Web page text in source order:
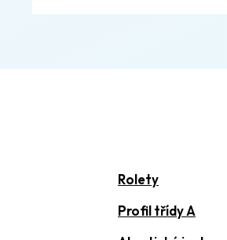
Rolety
Profil třídy A